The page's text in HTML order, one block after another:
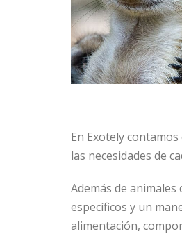
En Exotely
las necesidades de
Además de
específicos y un
alimentación,